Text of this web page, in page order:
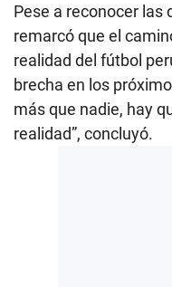
Pese a reconocer las
remarcó que el
realidad del fútbol
brecha en los
más que nadie, hay
realidad”, concluyó.